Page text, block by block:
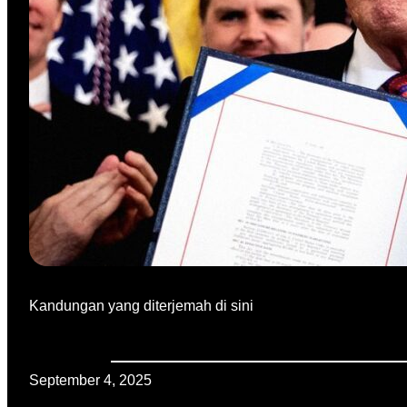
Kandungan yang diterjemah di sini
September 4, 2025